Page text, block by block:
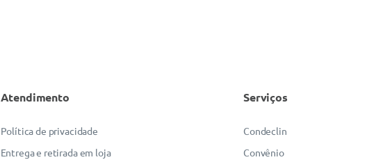
Atendimento
Política de privacidade
Entrega e retirada em loja
Serviços
Condeclin
Convênio